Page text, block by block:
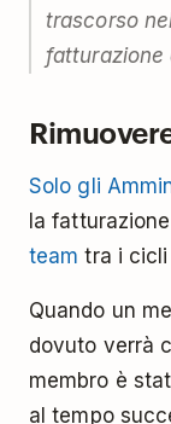
trascorso
fatturazione
Solo gli
la
team tra i
Quando un
dovuto verrà
membro è
al tempo